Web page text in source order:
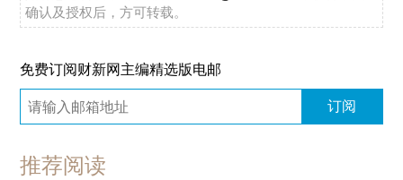
确认及授权后，方可转载。
免费订阅财新网主编精选版电邮
订阅
推荐阅读